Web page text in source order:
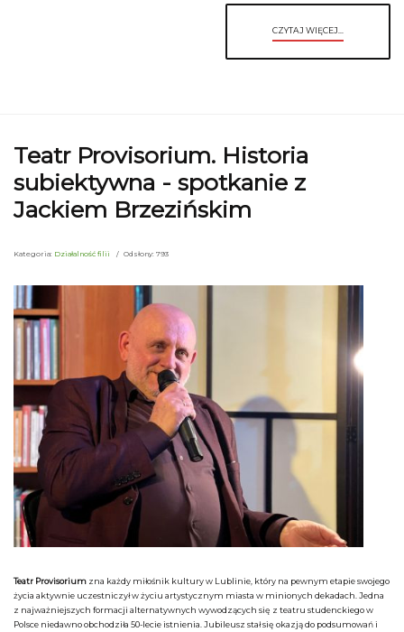
CZYTAJ WIĘCEJ...
Teatr Provisorium. Historia
subiektywna - spotkanie z
Jackiem Brzezińskim
Kategoria: Działalność filii Odsłony: 793
Teatr Provisorium zna każdy miłośnik kultury w Lublinie, który na pewnym etapie swojego
życia aktywnie uczestniczył w życiu artystycznym miasta w minionych dekadach. Jedna
z najważniejszych formacji alternatywnych wywodzących się z teatru studenckiego w
Polsce niedawno obchodziła 50-lecie istnienia. Jubileusz stał się okazją do podsumowań i